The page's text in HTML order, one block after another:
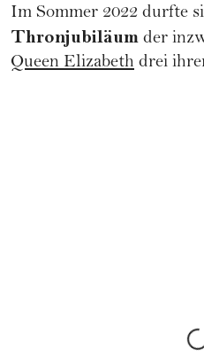
Im Sommer 2022 durfte
Thronjubiläum der
Queen Elizabeth drei